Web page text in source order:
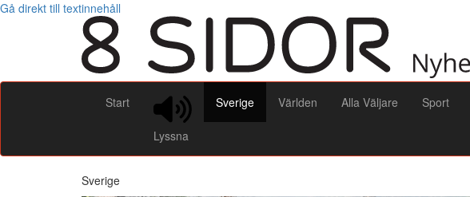
Gå direkt till textinnehåll
Start
Lyssna
Sverige Världen Alla Väljare Sport
Sverige